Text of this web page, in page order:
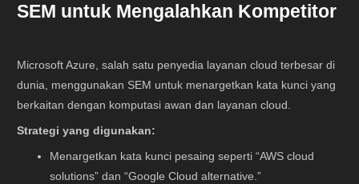
SEM untuk Mengalahkan Kompetitor
Microsoft Azure, salah satu penyedia layanan cloud terbesar di
dunia, menggunakan SEM untuk menargetkan kata kunci yang
berkaitan dengan komputasi awan dan layanan cloud.
Strategi yang digunakan:
Menargetkan kata kunci pesaing seperti “AWS cloud
solutions” dan “Google Cloud alternative.”